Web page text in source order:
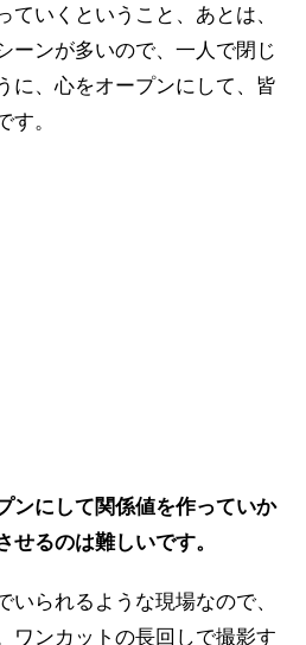
いくということ、あとは、
ーンが多いので、一人で閉じ
に、心をオープンにして、皆
す。
にして関係値を作っていか
るのは難しいです。
いられるような現場なので、
ワンカットの長回しで撮影す